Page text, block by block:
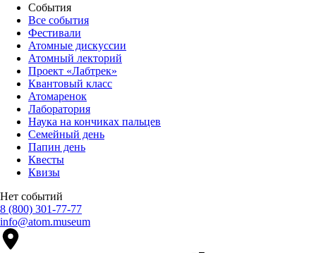
События
Все события
Фестивали
Атомные дискуссии
Атомный лекторий
Проект «Лабтрек»
Квантовый класс
Атомаренок
Лаборатория
Наука на кончиках пальцев
Семейный день
Папин день
Квесты
Квизы
Нет событий
8 (800) 301-77-77
info@atom.museum